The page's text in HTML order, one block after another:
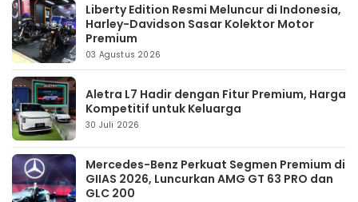
Liberty Edition Resmi Meluncur di Indonesia,
Harley-Davidson Sasar Kolektor Motor
Premium
03 Agustus 2026
Aletra L7 Hadir dengan Fitur Premium, Harga
Kompetitif untuk Keluarga
30 Juli 2026
Mercedes-Benz Perkuat Segmen Premium di
GIIAS 2026, Luncurkan AMG GT 63 PRO dan
GLC 200